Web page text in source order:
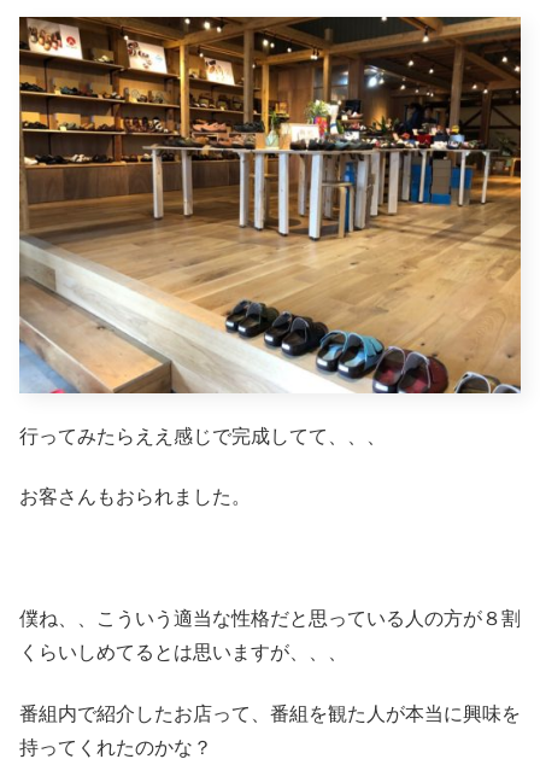
行ってみたらええ感じで完成してて、、、
お客さんもおられました。
僕ね、、こういう適当な性格だと思っている人の方が８割
くらいしめてるとは思いますが、、、
番組内で紹介したお店って、番組を観た人が本当に興味を
持ってくれたのかな？